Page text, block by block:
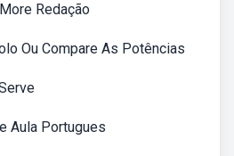
Redação
Ou Compare As Potências
Aula Portugues